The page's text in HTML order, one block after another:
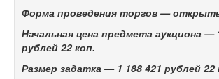
Форма проведения торгов —
Начальная цена предмета аукциона —
рублей 22 коп.
Размер задатка — 1 188 421 рублей 22